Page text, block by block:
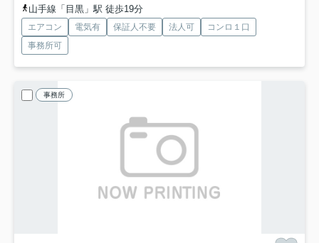
山手線「目黒」駅 徒歩19分
エアコン 電気有 保証人不要 法人可
コンロ１口
事務所可
事務所